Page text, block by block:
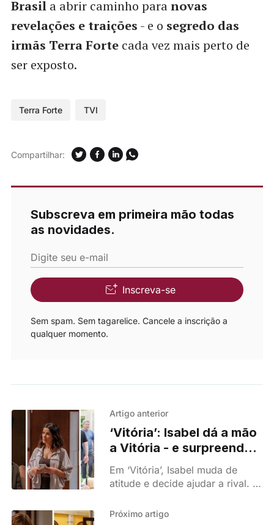
Brasila abrir caminho paranovas
revelações e traições - e o segredo das
irmãs Terra Fortecada vez mais perto de
ser exposto.
Terra Forte TVI
Compartilhar:
Subscreva em primeira mão todas
as novidades.
Digite seu e-mail
Inscreva-se
Sem spam. Sem tagarelice. Cancele a inscrição a
qualquer momento.
Artigo anterior
‘Vitória’: Isabel dá a mão
a Vitória - e surpreende
João com gesto
inesperado!
Em ‘Vitória’, Isabel muda de
atitude e decide ajudar a rival. O
e pode mudar o rumo da
Próximo artigo